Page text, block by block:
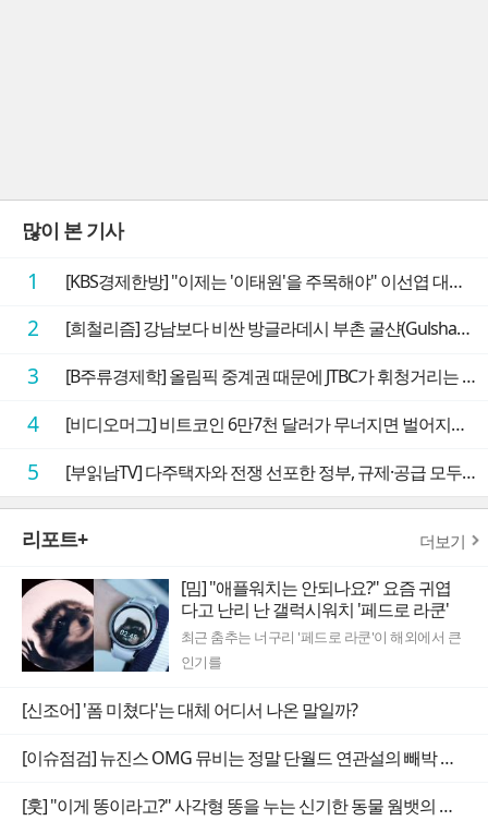
많이 본 기사
1 [KBS경제한방] "이제는 '이태원'을 주목해야" 이선엽 대표가 말하는 AI 시대 투자 성과를 가르는 지점들
2 [희철리즘] 강남보다 비싼 방글라데시 부촌 굴샨(Gulshan)의 극단적인 모습에 충격을 받다
3 [B주류경제학] 올림픽 중계권 때문에 JTBC가 휘청거리는 이유
4 [비디오머그] 비트코인 6만7천 달러가 무너지면 벌어지는 일
5 [부읽남TV] 다주택자와 전쟁 선포한 정부, 규제·공급 모두 실효성 의문
리포트+ 더보기
[밈] "애플워치는 안되나요?" 요즘 귀엽
다고 난리 난 갤럭시워치 '페드로 라쿤'
최근 춤추는 너구리 '페드로 라쿤'이 해외에서 큰
인기를
[신조어] '폼 미쳤다'는 대체 어디서 나온 말일까?
[이슈점검] 뉴진스 OMG 뮤비는 정말 단월드 연관설의 빼박 증거일까
[훗] "이게 똥이라고?" 사각형 똥을 누는 신기한 동물 웜뱃의 비밀